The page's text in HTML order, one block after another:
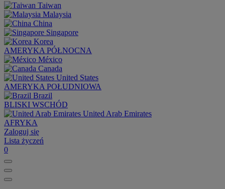
Taiwan
Malaysia
China
Singapore
Korea
AMERYKA PÓŁNOCNA
México
Canada
United States
AMERYKA POŁUDNIOWA
Brazil
BLISKI WSCHÓD
United Arab Emirates
AFRYKA
Zaloguj się
Lista życzeń
0